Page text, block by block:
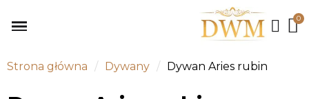
Strona główna Dywany Dywan Aries rubin